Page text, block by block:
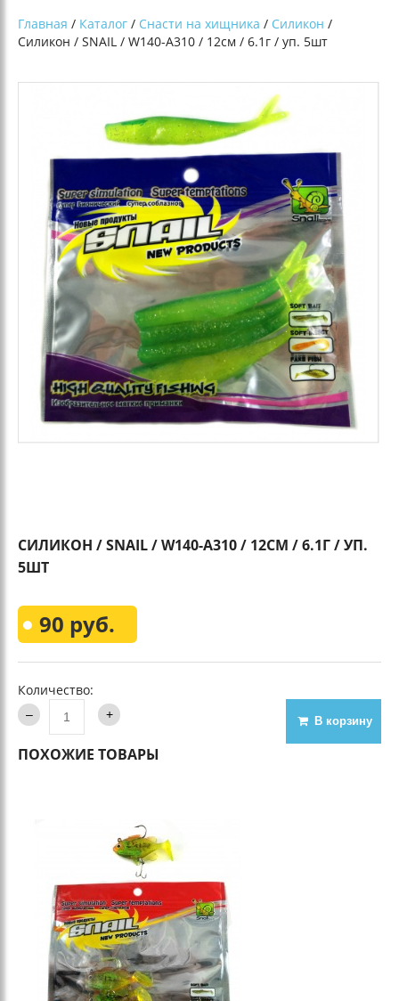
Главная / Каталог / Снасти на хищника / Силикон /
Силикон / SNAIL / W140-A310 / 12см / 6.1г / уп. 5шт
СИЛИКОН / SNAIL / W140-A310 / 12СМ / 6.1Г / УП.
5ШТ
90 руб.
Количество:
В корзину
ПОХОЖИЕ ТОВАРЫ